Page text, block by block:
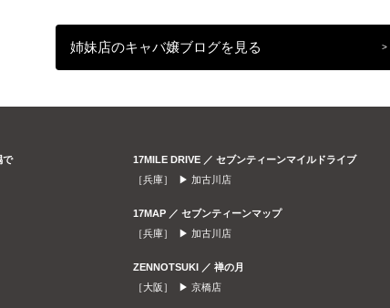
姉妹店のキャバ嬢ブログを見る >
で
17MILE DRIVE ／ セブンティーンマイルドライブ
［兵庫］ ▶ 加古川店
17MAP ／ セブンティーンマップ
［兵庫］ ▶ 加古川店
ZENNOTSUKI ／ 禅の月
［大阪］ ▶ 京橋店